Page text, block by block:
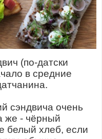
(по-датски
в средние
очень
же - чёрный
белый хлеб, если